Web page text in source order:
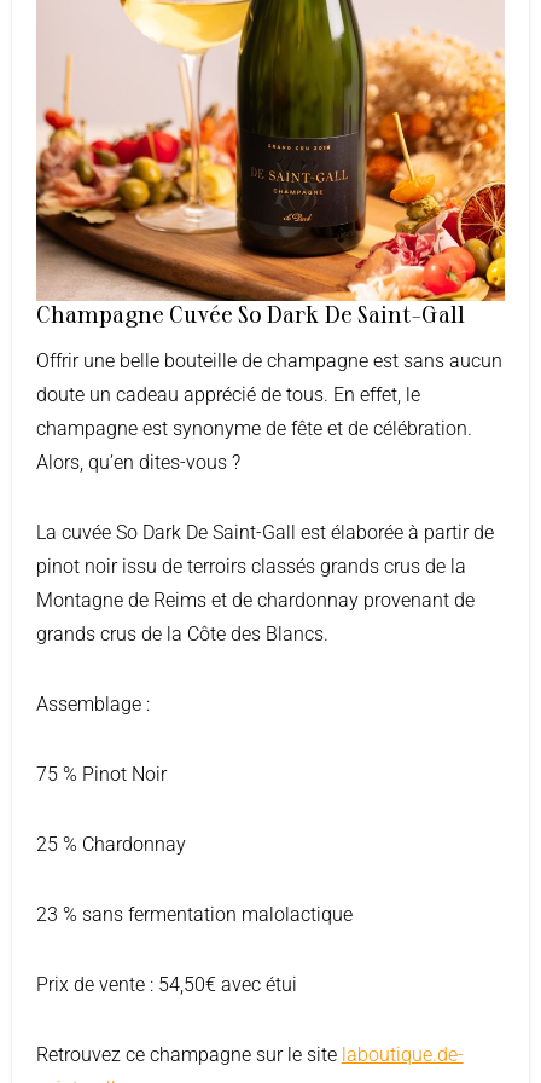
Champagne Cuvée So Dark De Saint-Gall
Offrir une belle bouteille de champagne est sans aucun
doute un cadeau apprécié de tous. En effet, le
champagne est synonyme de fête et de célébration.
Alors, qu’en dites-vous ?
La cuvée So Dark De Saint-Gall est élaborée à partir de
pinot noir issu de terroirs classés grands crus de la
Montagne de Reims et de chardonnay provenant de
grands crus de la Côte des Blancs.
Assemblage :
75 % Pinot Noir
25 % Chardonnay
23 % sans fermentation malolactique
Prix de vente : 54,50€ avec étui
Retrouvez ce champagne sur le site laboutique.de-